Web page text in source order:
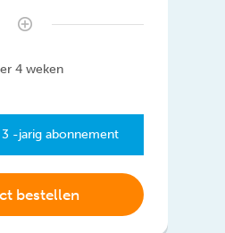
4 weken
-jarig abonnement
bestellen